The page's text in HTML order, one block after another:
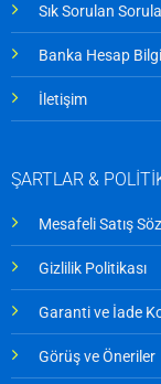
Sık Sorulan
Banka Hesap
İletişim
ŞARTLAR &
Mesafeli Satış
Gizlilik Politikası
Garanti ve İade
Görüş ve Öneriler